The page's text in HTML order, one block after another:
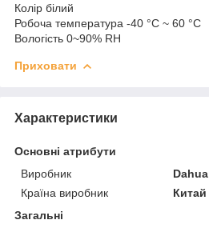
Колір білий
Робоча температура -40 °C ~ 60 °C
Вологість 0~90% RH
Приховати
Характеристики
Основні атрибути
Виробник
Dahua
Країна виробник
Китай
Загальні